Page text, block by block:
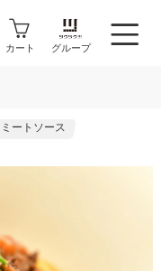
カート グループ
ミートソース